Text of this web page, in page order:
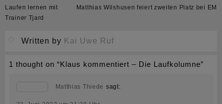
Beitragsnavigation
Laufen lernen mit
Trainer Tjard
Matthias Wilshusen feiert zweiten Platz bei EM
Written by Kai Uwe Ruf
1 thought on “Klaus kommentiert – Die Laufkolumne”
Matthias Thiede sagt: